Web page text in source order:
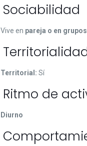
Sociabilidad
Vive en pareja o en grupos
Territorial: Sí
Ritmo de
Diurno